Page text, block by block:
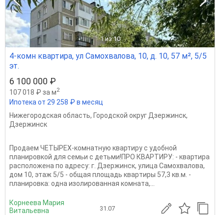
1 из 10
4-комн квартира, ул Самохвалова, 10, д. 10, 57 м², 5/5
эт.
6 100 000 ₽
107 018 ₽ за м2
Ипотека от 29 258 ₽ в месяц
Нижегородская область, Городской округ Дзержинск,
Дзержинск
Продаем ЧЕТЫРЕX-комнaтную квартиpу с удобной
плaниpoвкoй для семьи с детьми!ПPO КВАРТИРУ: - квартира
расположена по адресу: г. Дзержинск, улица Самохвалова,
дом 10, этаж 5/5 - oбщaя площадь квapтиры 57,3 кв.м. -
планировка: одна изолированная комната,...
Корнеева Мария
Витальевна
31.07